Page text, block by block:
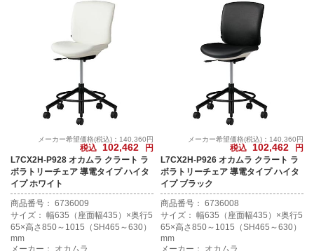
メーカー希望価格(税込)：140,360円
税込 102,462
円
L7CX2H-P928 オカムラ クラート ラ
ボラトリーチェア 導電タイプ ハイタ
イプ ホワイト
商品番号： 6736009
サイズ： 幅635（座面幅435）×奥行5
65×高さ850～1015（SH465～630）
mm
メーカー希望価格(税込)：140,360円
税込 102,462
円
L7CX2H-P926 オカムラ クラート ラ
ボラトリーチェア 導電タイプ ハイタ
イプ ブラック
商品番号： 6736008
サイズ： 幅635（座面幅435）×奥行5
65×高さ850～1015（SH465～630）
mm